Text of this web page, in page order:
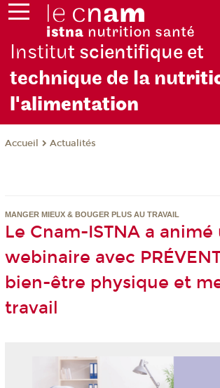
Institut scientifique et
technique de la nu
l'alimentation
Accueil Actualités
MANGER MIEUX & BOUGER PLUS AU TRAVAIL
Le Cnam-ISTNA a animé
webinaire avec
bien-être physique et
travail